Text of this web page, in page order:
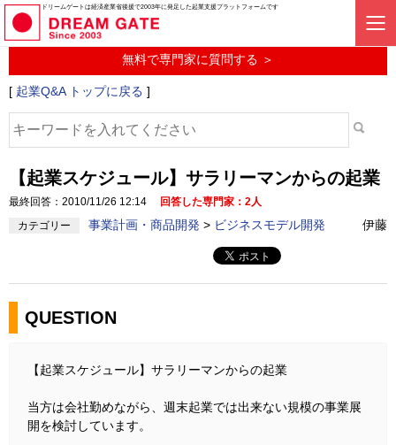
ドリームゲートは経済産業省後援で2003年に発足した起業支援プラットフォームです
起業に関するみんなの質問投稿サービス
起業Q&A
無料で専門家に質問する ＞
[ 起業Q&A トップに戻る ]
【起業スケジュール】サラリーマンからの起業
最終回答：2010/11/26 12:14
回答した専門家：2人
カテゴリー
事業計画・商品開発 > ビジネスモデル開発 伊藤
QUESTION
【起業スケジュール】サラリーマンからの起業
当方は会社勤めながら、週末起業では出来ない規模の事業展
開を検討しています。